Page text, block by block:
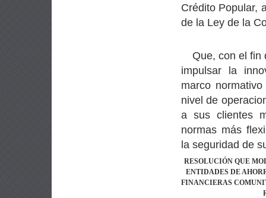
Crédito Popular,
de la Ley de la
Que, con el fin
impulsar la
marco
nivel de
a sus clientes
normas más
la seguridad de
RESOLUCIÓN QUE
ENTIDADES DE
FINANCIERAS